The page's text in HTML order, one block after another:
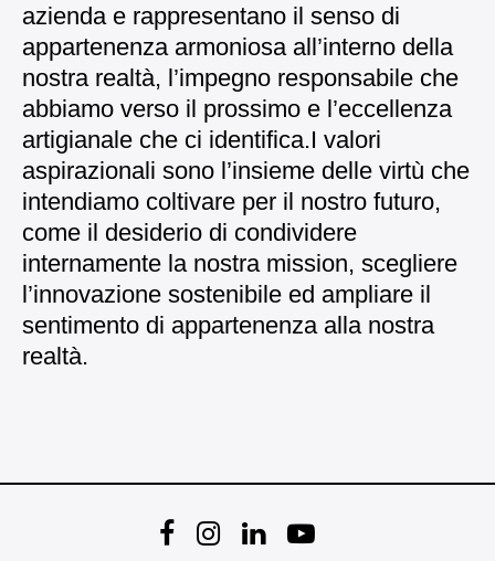
azienda e rappresentano il senso di
appartenenza armoniosa all’interno della
nostra realtà, l’impegno responsabile che
abbiamo verso il prossimo e l’eccellenza
artigianale che ci identifica.I valori
aspirazionali sono l’insieme delle virtù che
intendiamo coltivare per il nostro futuro,
come il desiderio di condividere
internamente la nostra mission, scegliere
l’innovazione sostenibile ed ampliare il
sentimento di appartenenza alla nostra
realtà.